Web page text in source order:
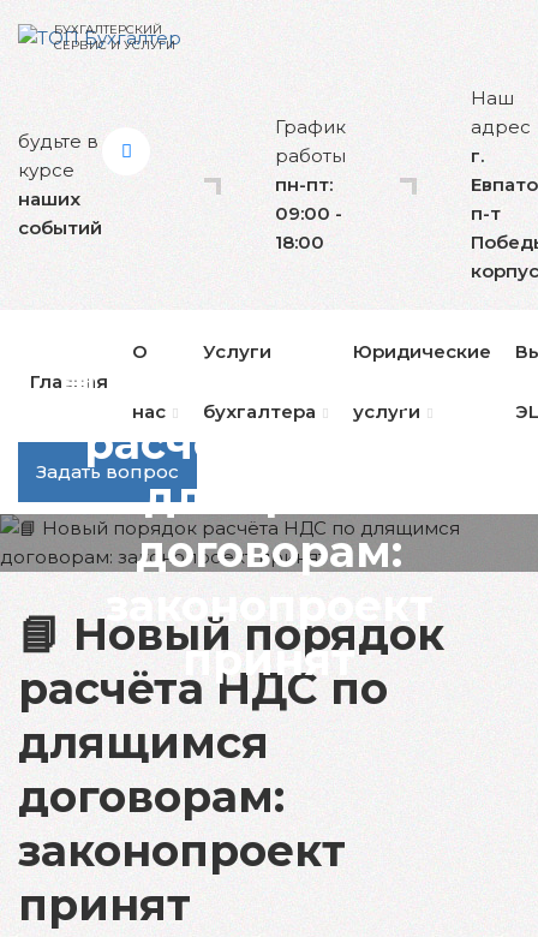
БУХГАЛТЕРСКИЙ
СЕРВИС И УСЛУГИ
будьте в
курсе
наших
событий
График
работы
пн-пт:
09:00 -
18:00
Наш
адрес
г.
п-т
Главная
О
нас
Услуги
бухгалтера
Юридические
услуги
Задать вопрос
📘 Новый порядок
расчёта НДС по
длящимся
договорам:
законопроект
принят
📘 Новый порядок
расчёта НДС по
длящимся
договорам:
законопроект
принят